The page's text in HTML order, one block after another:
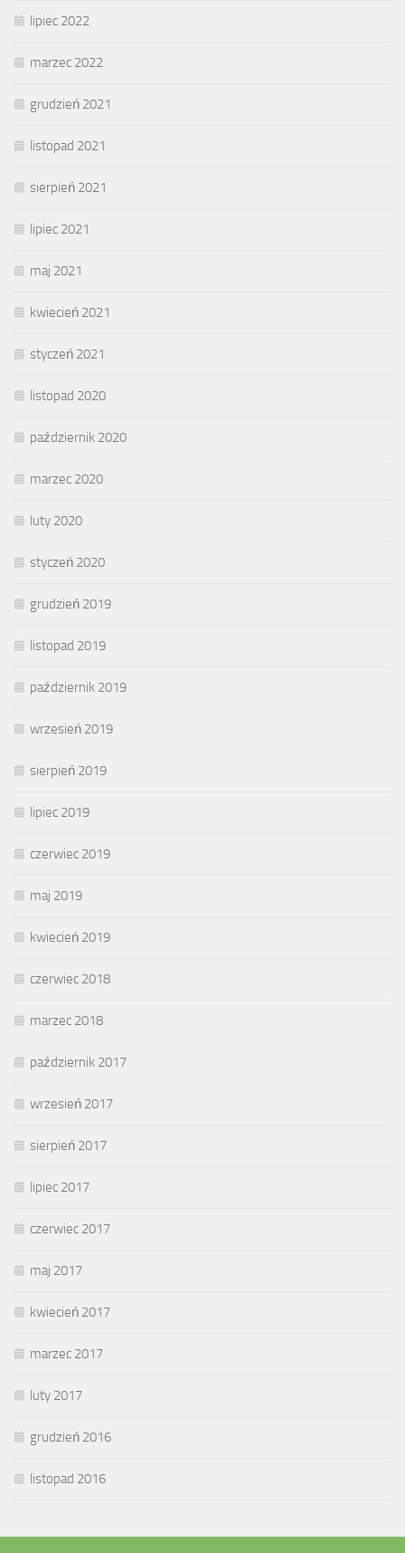
lipiec 2022
marzec 2022
grudzień 2021
listopad 2021
sierpień 2021
lipiec 2021
maj 2021
kwiecień 2021
styczeń 2021
listopad 2020
październik 2020
marzec 2020
luty 2020
styczeń 2020
grudzień 2019
listopad 2019
październik 2019
wrzesień 2019
sierpień 2019
lipiec 2019
czerwiec 2019
maj 2019
kwiecień 2019
czerwiec 2018
marzec 2018
październik 2017
wrzesień 2017
sierpień 2017
lipiec 2017
czerwiec 2017
maj 2017
kwiecień 2017
marzec 2017
luty 2017
grudzień 2016
listopad 2016